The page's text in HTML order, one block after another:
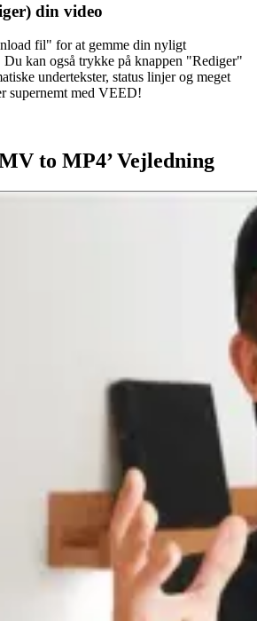
din video
fil" for at gemme din nyligt
kan også trykke på knappen "Rediger"
undertekster, status linjer og meget
supernemt med VEED!
to MP4’ Vejledning